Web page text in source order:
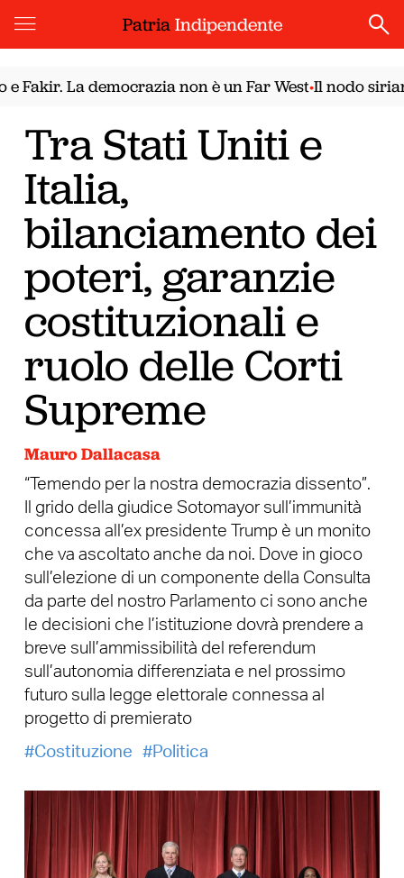
PatriaIndipendente
La democrazia non è un Far West•Il nodo siriano. Il
Tra Stati Uniti e
Italia,
bilanciamento dei
poteri, garanzie
costituzionali e
ruolo delle Corti
Supreme
Mauro Dallacasa
“Temendo per la nostra democrazia dissento”.
Il grido della giudice Sotomayor sull’immunità
concessa all’ex presidente Trump è un monito
che va ascoltato anche da noi. Dove in gioco
sull’elezione di un componente della Consulta
da parte del nostro Parlamento ci sono anche
le decisioni che l’istituzione dovrà prendere a
breve sull’ammissibilità del referendum
sull’autonomia differenziata e nel prossimo
futuro sulla legge elettorale connessa al
progetto di premierato
Costituzione
Politica